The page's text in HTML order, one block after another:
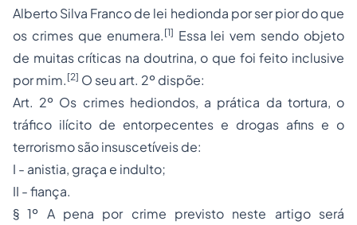
Alberto Silva Franco de lei hedionda por ser pior do que
os crimes que enumera. [1] Essa lei vem sendo objeto
de muitas críticas na doutrina, o que foi feito inclusive
por mim. [2] O seu art. 2º dispõe:
Art. 2º Os crimes hediondos, a prática da tortura, o
tráfico ilícito de entorpecentes e drogas afins e o
terrorismosão insuscetíveis de:
I - anistia, graça e indulto;
II - fiança.
§ 1º A pena por crime previsto neste artigo será